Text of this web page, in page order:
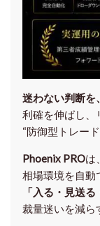
迷わない判断を
利確を伸ばし、
“防御型トレー
Phoenix PROは、
相場環境を自動
「入る・見送
裁量迷いを減ら